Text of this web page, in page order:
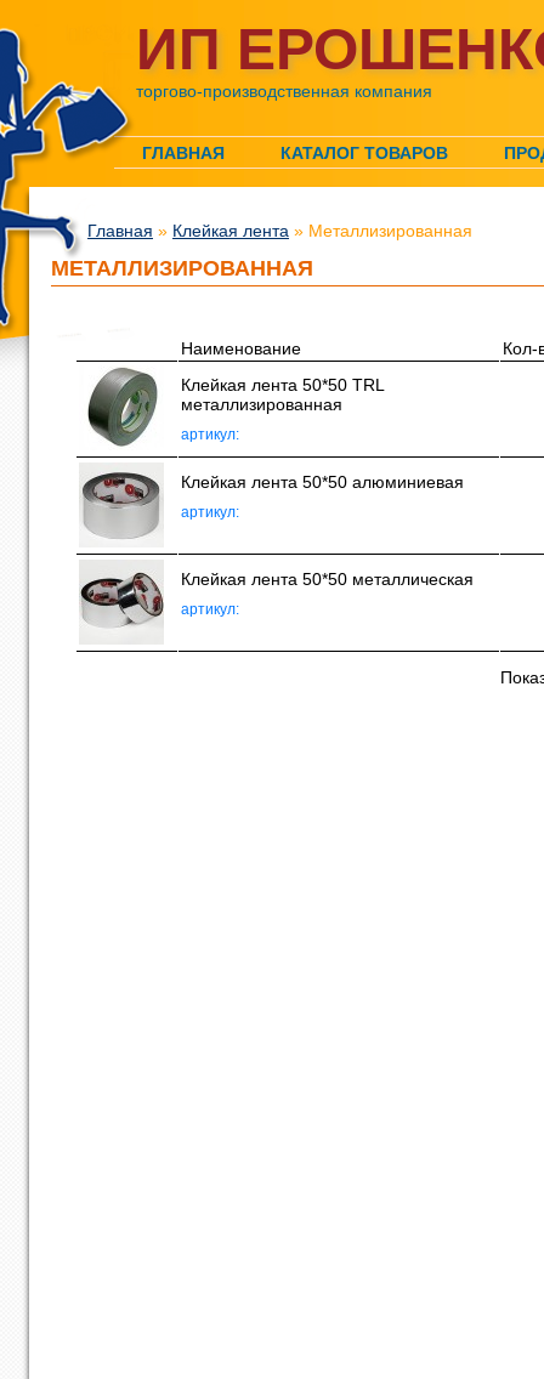
ИП
торгово-производственная компания
ГЛАВНАЯ КАТАЛОГ ТОВАРОВ
Главная » Клейкая лента » Металлизированная
МЕТАЛЛИЗИРОВАННАЯ
Наименование
Кол-
Клейкая лента 50*50 TRL
металлизированная
артикул:
Клейкая лента 50*50 алюминиевая
артикул:
Клейкая лента 50*50 металлическая
артикул: